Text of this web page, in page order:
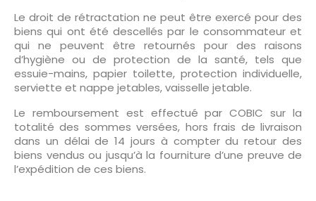
Le droit de rétractation ne peut être exercé pour des
biens qui ont été descellés par le consommateur et
qui ne peuvent être retournés pour des raisons
d’hygiène ou de protection de la santé, tels que
essuie-mains, papier toilette, protection individuelle,
serviette et nappe jetables, vaisselle jetable.
Le remboursement est effectué par COBIC sur la
totalité des sommes versées, hors frais de livraison
dans un délai de 14 jours à compter du retour des
biens vendus ou jusqu’à la fourniture d’une preuve de
l’expédition de ces biens.